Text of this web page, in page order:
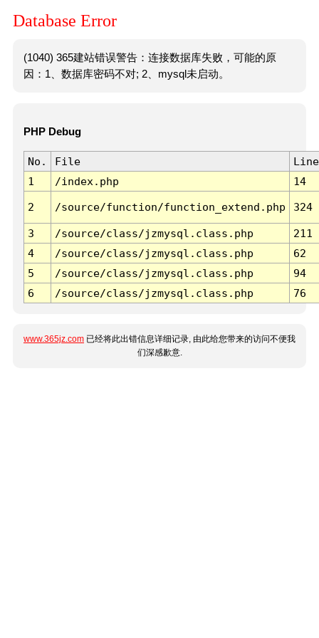
Database Error
(1040) 365建站错误警告：连接数据库失败，可能的原
因：1、数据库密码不对; 2、mysql未启动。
PHP Debug
No. File
Line
1
/index.php 14
2 /source/function/function_extend.php 324
3 /source/class/jzmysql.class.php
211
4
/source/class/jzmysql.class.php
62
5
/source/class/jzmysql.class.php
94
6
/source/class/jzmysql.class.php 76
www.365jz.com 已经将此出错信息详细记录, 由此给您带来的访问不便我
们深感歉意.